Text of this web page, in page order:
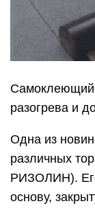
разогрева и
Одна из
различных
РИЗОЛИН).
основу,